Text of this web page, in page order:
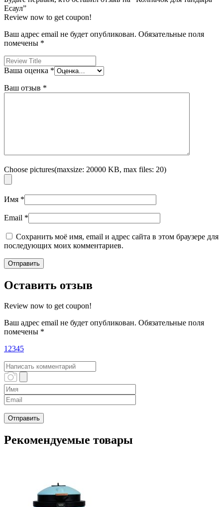
Есаул”
Review now to get coupon!
Ваш адрес email не будет опубликован. Обязательные поля
помечены *
Ваша оценка *
Ваш отзыв *
Choose pictures(maxsize: 20000 KB, max files: 20)
Имя *
Email *
Сохранить моё имя, email и адрес сайта в этом браузере для
последующих моих комментариев.
Оставить отзыв
Review now to get coupon!
Ваш адрес email не будет опубликован. Обязательные поля
помечены *
12345
Рекомендуемые товары